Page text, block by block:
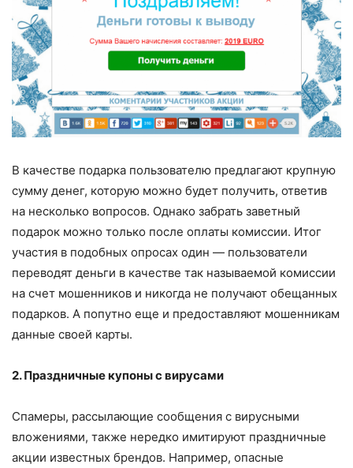
В качестве подарка пользователю предлагают крупную
сумму денег, которую можно будет получить, ответив
на несколько вопросов. Однако забрать заветный
подарок можно только после оплаты комиссии. Итог
участия в подобных опросах один — пользователи
переводят деньги в качестве так называемой комиссии
на счет мошенников и никогда не получают обещанных
подарков. А попутно еще и предоставляют мошенникам
данные своей карты.
2. Праздничные купоны с вирусами
Спамеры, рассылающие сообщения с вирусными
вложениями, также нередко имитируют праздничные
акции известных брендов. Например, опасные